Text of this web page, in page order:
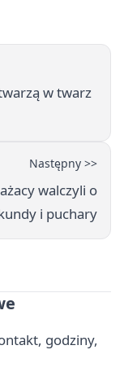
w twarz
Następny >>
walczyli o
i puchary
godziny,